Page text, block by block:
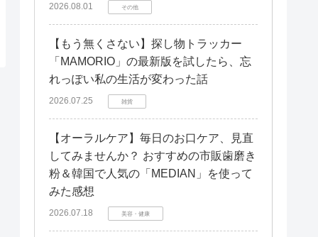
2026.08.01 その他
【もう無くさない】探し物トラッカー
「MAMORIO」の最新版を試したら、忘
れっぽい私の生活が変わった話
2026.07.25 雑貨
【オーラルケア】毎日のお口ケア、見直
してみませんか？ おすすめの市販歯磨き
粉＆韓国で人気の「MEDIAN」を使って
みた感想
2026.07.18 美容・健康